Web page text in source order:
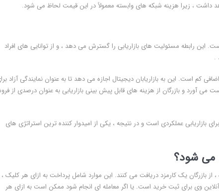
داشت ، زیرا هزینه شبکه های وابسته معمولاً در این قیمت لحاظ می شود.
این رابطه مسئولیت های بازاریابی را گسترش می دهد ، و از توانایی های افراد
.
است. این به بازاریابان دیجیتال اجازه می دهد تا به عنوان نمایندگی آزاد
می آورد و بازرگان از هزینه های قابل پیش بینی بازاریابی به عنوان درصدی از
عملکردی است و در نتیجه ، یکی از امیدوار کننده ترین استراتژی های
می شود؟
بازرگان یک کارمزد دریافت می کنند. این موارد شامل پرداخت به ازای هر کلیک ،
وی برای ثبت خرید است. یا اگر معامله ای انجام شود ممکن است به ازای هر